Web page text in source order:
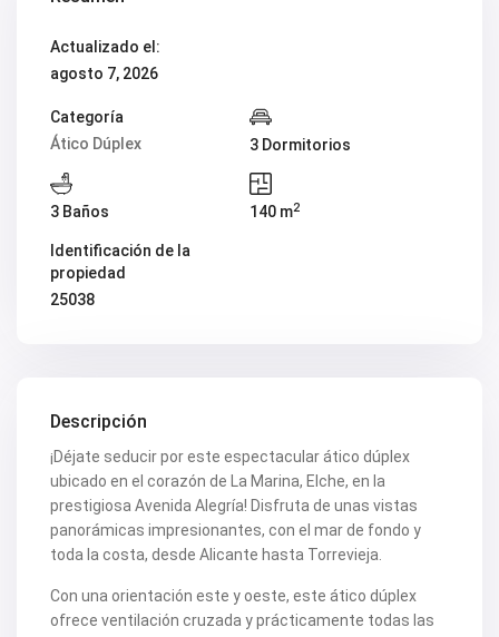
V2420
V2421
V2422
V2426
V2428
V2431
V2432
V2434
V2436
V2437
V2438
V2448
V2456
V2458
V2463
V2464
V2465
V2471
V2475
Actualizado el:
agosto 7, 2026
Categoría
Ático Dúplex
3 Dormitorios
3 Baños 140 m2
Identificación de la
propiedad
25038
Descripción
¡Déjate seducir por este espectacular ático dúplex
ubicado en el corazón de La Marina, Elche, en la
prestigiosa Avenida Alegría! Disfruta de unas vistas
panorámicas impresionantes, con el mar de fondo y
toda la costa, desde Alicante hasta Torrevieja.
Con una orientación este y oeste, este ático dúplex
ofrece ventilación cruzada y prácticamente todas las